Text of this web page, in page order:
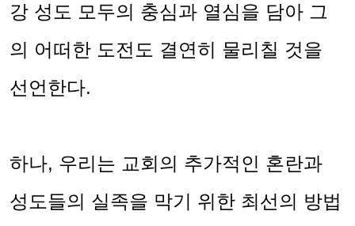
강 성도 모두의 충심과 열심을 담아 그
의 어떠한 도전도 결연히 물리칠 것을
선언한다.
하나, 우리는 교회의 추가적인 혼란과
성도들의 실족을 막기 위한 최선의 방법